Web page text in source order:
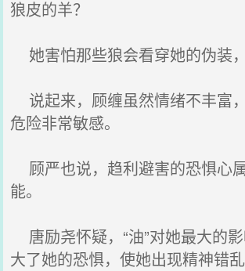
狼皮的羊？
她害怕那些狼会看穿她的伪装
说起来，顾缠虽然情绪不丰富
危险非常敏感。
顾严也说，趋利避害的恐惧心
能。
唐励尧怀疑，“油”对她最大的
大了她的恐惧，使她出现精神错乱